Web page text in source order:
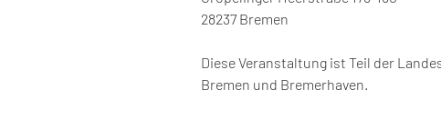
28237 Bremen
Diese Veranstaltung ist Teil der
Bremen und Bremerhaven.